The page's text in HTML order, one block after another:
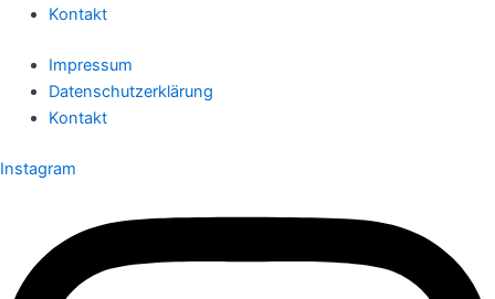
Kontakt
Impressum
Datenschutzerklärung
Kontakt
Instagram